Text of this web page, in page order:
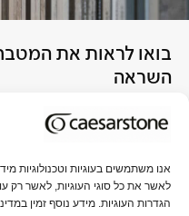
אנו משתמשים בעוגיות וטכנולוגיות
לאשר את כל סוגי העוגיות, לאשר רק
הגדרות העוגיות. מידע נוסף זמין
בואו לראות את
השראה
לביקור בקונספט האוס
אודות אבן קיסר